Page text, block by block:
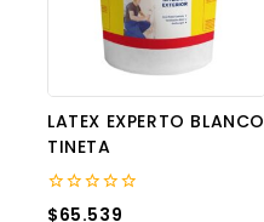
LATEX EXPERTO BLANCO
TINETA
0
$65.539